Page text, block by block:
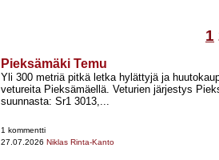
1
Pieksämäki Temu
Yli 300 metriä pitkä letka hylättyjä ja
vetureita Pieksämäellä. Veturien järjestys
suunnasta: Sr1 3013,...
1 kommentti
27.07.2026 Niklas Rinta-Kanto